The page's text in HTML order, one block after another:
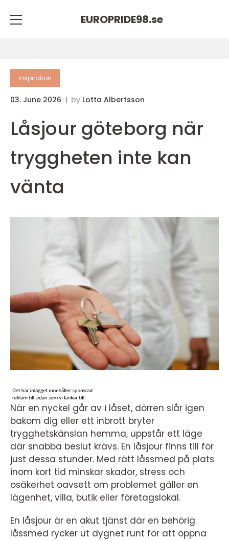
EUROPRIDE98.se
inspiration
03. June 2026 by Lotta Albertsson
Låsjour göteborg när
tryggheten inte kan
vänta
När en nyckel går av i låset, dörren slår igen
bakom dig eller ett inbrott bryter
trygghetskänslan hemma, uppstår ett läge
där snabba beslut krävs. En låsjour finns till för
just dessa stunder. Med rätt låssmed på plats
inom kort tid minskar skador, stress och
osäkerhet oavsett om problemet gäller en
lägenhet, villa, butik eller företagslokal.
En låsjour är en akut tjänst där en behörig
låssmed rycker ut dygnet runt för att öppna